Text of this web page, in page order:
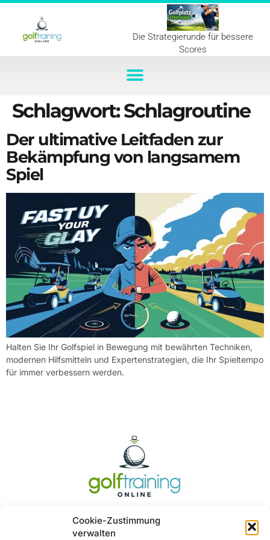
Cookie-Zustimmung
verwalten
Die Strategierunde für bessere
Scores
Schlagwort:Schlagroutine
Der ultimative Leitfaden zur
Bekämpfung von langsamem
Spiel
Halten Sie Ihr Golfspiel in Bewegung mit bewährten Techniken,
modernen Hilfsmitteln und Expertenstrategien, die Ihr Spieltempo
für immer verbessern werden.